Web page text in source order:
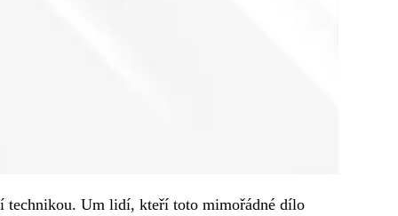
technikou. Um lidí, kteří toto mimořádné dílo